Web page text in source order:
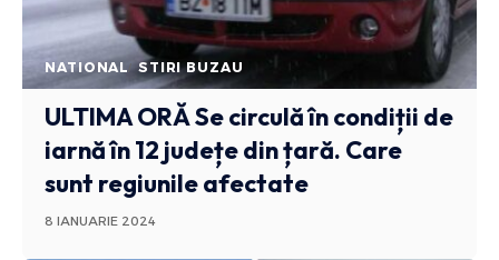
NATIONAL STIRI BUZAU
ULTIMA ORĂSe circulă în condiții de
iarnă în 12 județe din țară. Care
sunt regiunile afectate
8 IANUARIE 2024